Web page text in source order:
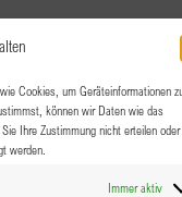
Cookies, um Geräteinformationen
können wir Daten wie das
Ihre Zustimmung nicht erteilen oder
werden.
Immer aktiv